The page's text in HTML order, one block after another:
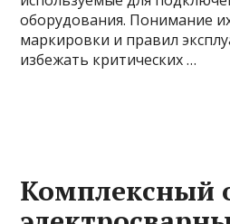
оборудования. Понимание
маркировки и правил
избежать критических …
Комплексный